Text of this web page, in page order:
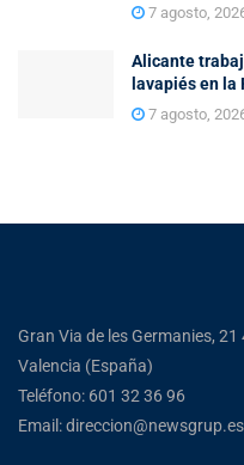
7 agosto,
Alicante
lavapiés en la
7 agosto,
Gran Via de les Germanies, 21
Valencia (España)
Teléfono: 601 32 36 96
Email: direccion@newsgrup.es